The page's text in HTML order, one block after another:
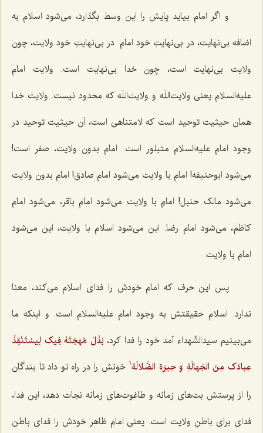
و اگر امام بیاید پایش را این وسط بگذارد، می‌شود اسلام به
اضافه بی‌نهایت، در بی‌نهایتِ خود امام. در بی‌نهایتِ خود ولایت، چون
ولایت بی‌نهایت است، چون خدا بی‌نهایت است. ولایت امام
علیه‌السلام یعنی ولایت‌اللَه و ولایت‌اللَه که محدود نیست. ولایت خدا
همان حیثیت توحید است که لامتناهی است، آن حیثیت توحید در
وجود امام علیه‌السلام متبلور است. امام بدون ولایت، صفر است!
می‌شود ابوحنیفه! امام با ولایت می‌شود امام صادق! امام بدون ولایت
می‌شود مالک حنبل! امامِ با ولایت می‌شود امام باقر، می‌شود امام
کاظم، می‌شود امام رضا. این می‌شود اسلام با ولایت، این می‌شود
امام با ولایت.
پس این حرف که امام خودش را فدای اسلام می‌کند، معنا
ندارد. اسلام حقیقتش به وجود امام علیه‌السلام است. و اینکه ما
می‌بینیم سیدالشّهداء آمد خود را فدا کرد،بَذَلَ مُهجَتَهُ فِیک لِیسْتَنْقِذَ
عِبادَک مِنَ الجَهالَةِ وَ حِیرَةِ الضَّلالَة1 خونش را در راه تو داد تا بندگان
را از پرستش بت‌های زمانه و طاغوت‌های زمانه نجات دهد، این فدا،
فدای برای باطنِ ولایت است. یعنی امام ظاهر خودش را فدای باطن